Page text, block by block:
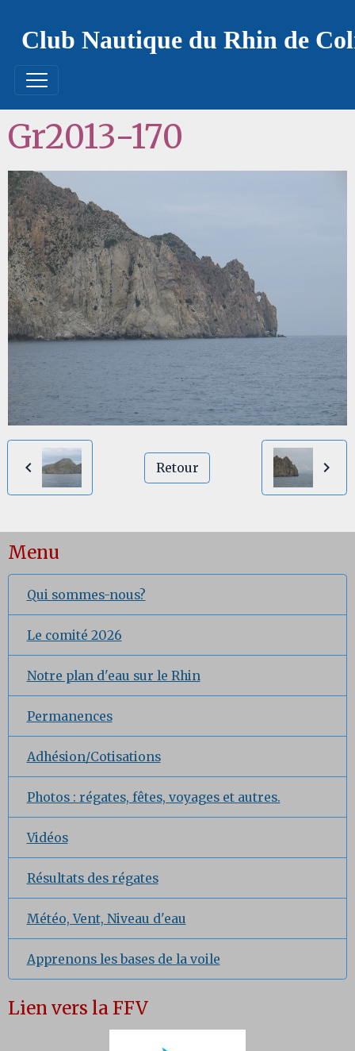
Club Nautique du Rhin de
Gr2013-170
Retour
Menu
Qui sommes-nous?
Le comité 2026
Notre plan d'eau sur le Rhin
Permanences
Adhésion/Cotisations
Photos : régates, fêtes, voyages et autres.
Vidéos
Résultats des régates
Météo, Vent, Niveau d'eau
Apprenons les bases de la voile
Lien vers la FFV